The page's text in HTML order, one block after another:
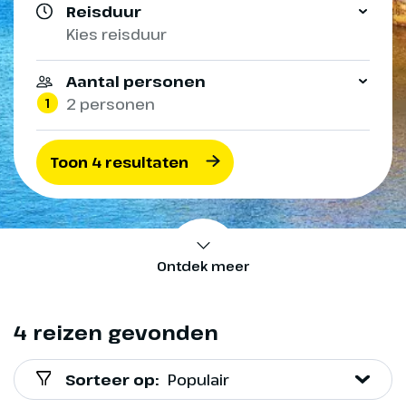
Ontdek meer
Reisduur
Kies reisduur
Aantal personen
1 2 personen
Toon 4 resultaten
4 reizen gevonden
Sorteer op: Populair